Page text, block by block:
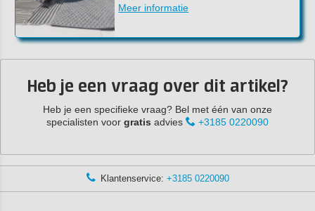
Meer informatie
Heb je een vraag over dit artikel?
Heb je een specifieke vraag? Bel met één van onze
specialisten voor gratis advies +3185 0220090
Klantenservice: +3185 0220090